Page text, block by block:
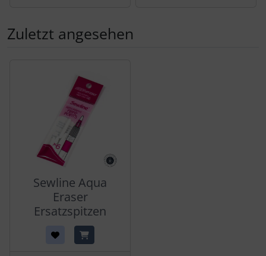
Zuletzt angesehen
Sewline Aqua
Eraser
Ersatzspitzen